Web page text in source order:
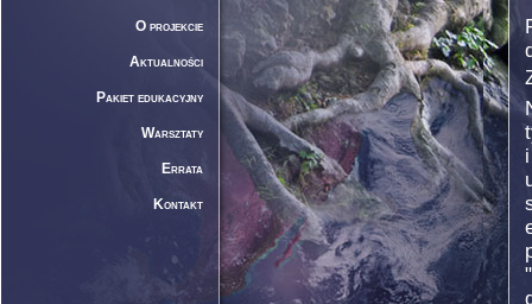
O projekcie
Aktualności
Pakiet edukacyjny
Warsztaty
Errata
Kontakt